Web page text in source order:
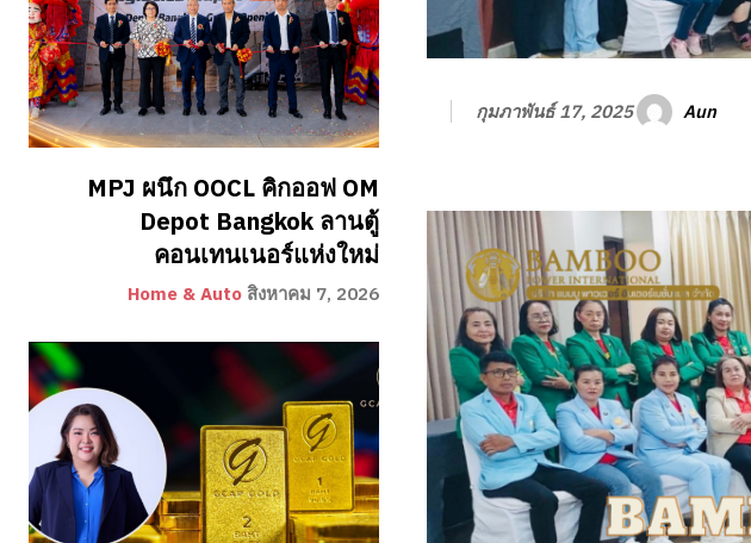
MPJ ผนึก OOCL คิกออฟ OM
Depot Bangkok ลานตู้
คอนเทนเนอร์แห่งใหม่
Home & Auto สิงหาคม 7, 2026
กุมภาพันธ์ 17, 2025 Aun